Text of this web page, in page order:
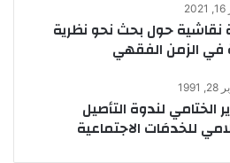
نقاشية حول بحث نحو نظرية
في الزمن الفقهي
1991
الختامي لندوة التأصيل
للخدمَات الاجتماعية